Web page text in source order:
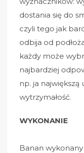
dostania się do
czyli tego jak
odbija od
każdy może
najbardziej
np. ja największą
wytrzymałość.
WYKONANIE
Banan